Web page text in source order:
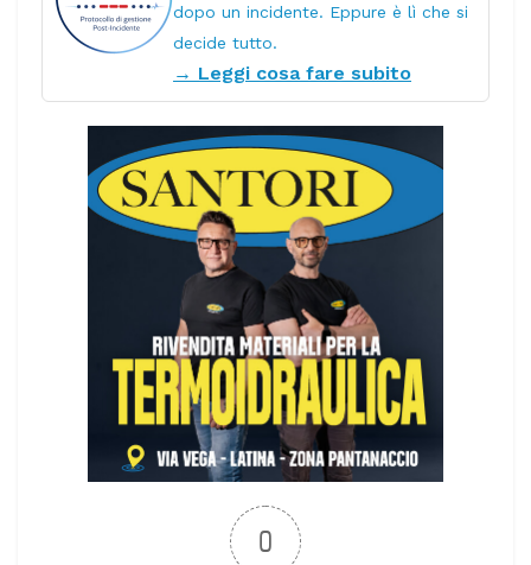
dopo un incidente. Eppure è lì che si
decide tutto.
→ Leggi cosa fare subito
0